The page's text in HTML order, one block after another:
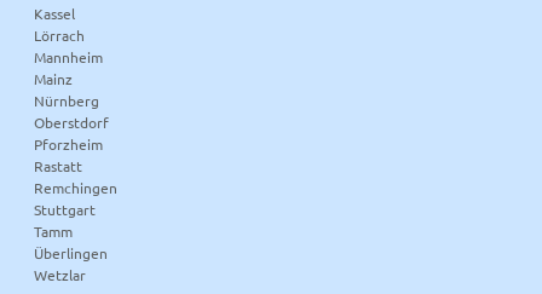
Kassel
Lörrach
Mannheim
Mainz
Nürnberg
Oberstdorf
Pforzheim
Rastatt
Remchingen
Stuttgart
Tamm
Überlingen
Wetzlar